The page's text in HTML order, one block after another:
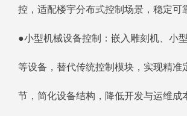
控，适配楼宇分布式控制场景，稳定可
●小型机械设备控制：嵌入雕刻机、小
等设备，替代传统控制模块，实现精准
节，简化设备结构，降低开发与运维成